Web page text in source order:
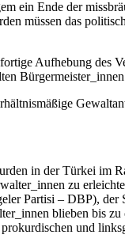
ein Ende der
müssen das
Aufhebung des
in der Türkei im
zu
Partisi – DBP), der
blieben bis
und